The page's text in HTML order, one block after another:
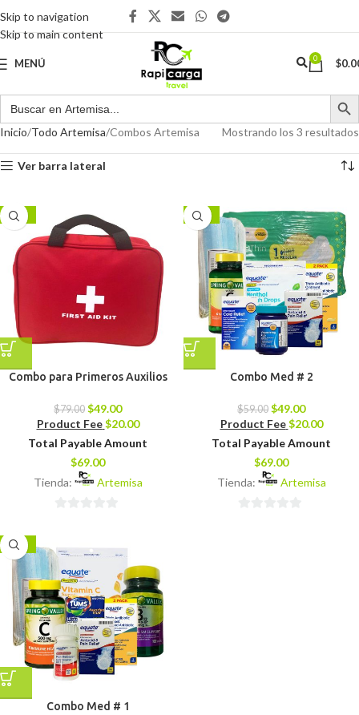
Skip to navigation
Skip to main content
MENÚ 0 $
Inicio Todo Artemisa Combos Artemisa Mostrando los 3 resultados
Ver barra lateral
-38%
Combo para Primeros Auxilios
$79.00 $49.00
Product Fee $20.00
Total Payable Amount
$69.00
Tienda:
Artemisa
5
-17%
Combo Med # 2
$59.00 $49.00
Product Fee $20.00
Total Payable Amount
$69.00
Tienda:
Artemisa
-17%
Combo Med # 1